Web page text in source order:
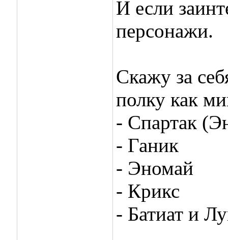
И если
персонажи.
Скажу за
полку как
- Спартак
- Ганик
- Эномай
- Крикс
- Батиат и